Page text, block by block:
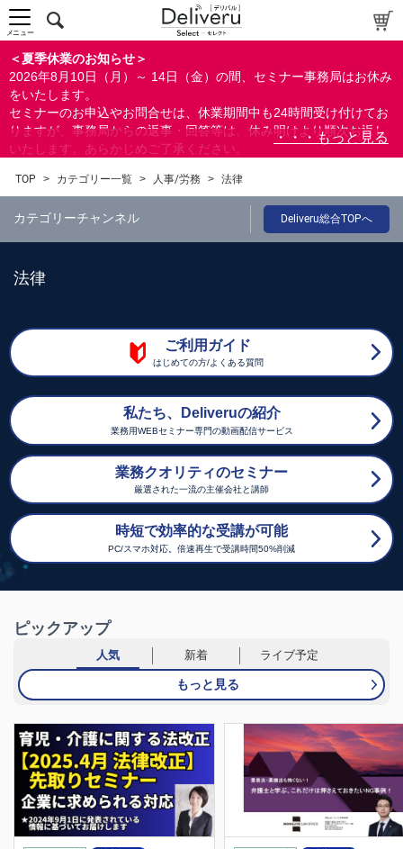
＜夏季休業のお知らせ＞
2026年8月10日（月）～ 14日（金）の間、セミナー事務局はお休み
をいたします。
セミナーのお申込やお問合せは、休業期間中も24時間受け付けてお
りますが、事務局からの返事・回答等は、休み明けより順次お返し
いたします。あらかじめご了承ください。
ができます。
メニュー
TOP > カテゴリー一覧 > 人事/労務 > 法律
カテゴリーチャンネル Deliveru総合TOPへ
法律
ご利用ガイド
はじめての方/よくある質問
私たち、Deliveruの紹介
業務用WEBセミナー専門の動画配信サービス
業務クオリティのセミナー
厳選された一流の主催会社と講師
時短で効率的な受講が可能
PC/スマホ対応。倍速再生で受講時間50%削減
ピックアップ
人気 新着 ライブ予定
もっと見る